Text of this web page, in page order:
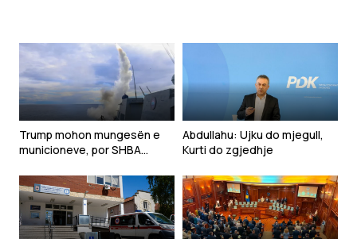
Trump mohon mungesën e
municioneve, por SHBA
armëve për luftën me Iranin
Abdullahu: Ujku do mjegull,
Kurti do zgjedhje